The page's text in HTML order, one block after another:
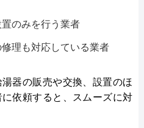
のみを行う業者
修理も対応している業者
器の販売や交換、設置のほ
依頼すると、スムーズに対